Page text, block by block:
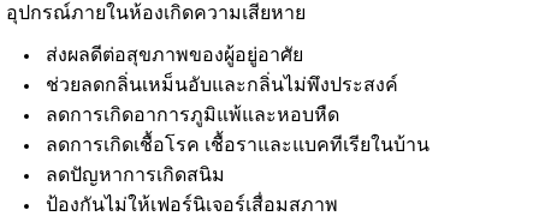
อุปกรณ์ภายในห้องเกิดความเสียหาย
ส่งผลดีต่อสุขภาพของผู้อยู่อาศัย
ช่วยลดกลิ่นเหม็นอับและกลิ่นไม่พึงประสงค์
ลดการเกิดอาการภูมิแพ้และหอบหืด
ลดการเกิดเชื้อโรค เชื้อราและแบคทีเรียในบ้าน
ลดปัญหาการเกิดสนิม
ป้องกันไม่ให้เฟอร์นิเจอร์เสื่อมสภาพ